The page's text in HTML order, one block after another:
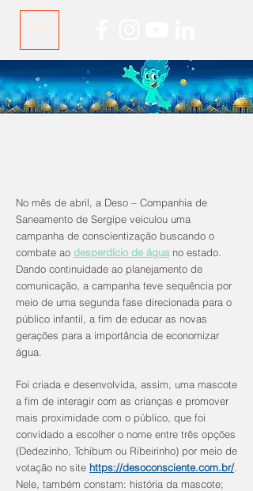
No mês de abril, a Deso – Companhia de
Saneamento de Sergipe veiculou uma
campanha de conscientização buscando o
combate ao desperdício de água no estado.
Dando continuidade ao planejamento de
comunicação, a campanha teve sequência por
meio de uma segunda fase direcionada para o
público infantil, a fim de educar as novas
gerações para a importância de economizar
água.
Foi criada e desenvolvida, assim, uma mascote
a fim de interagir com as crianças e promover
mais proximidade com o público, que foi
convidado a escolher o nome entre três opções
(Dedezinho, Tchibum ou Ribeirinho) por meio de
votação no site https://desoconsciente.com.br/.
Nele, também constam: história da mascote;